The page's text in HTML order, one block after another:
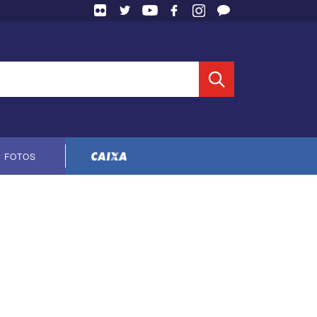
FOTOS Cópia do contrato CNTS-CEF-2023